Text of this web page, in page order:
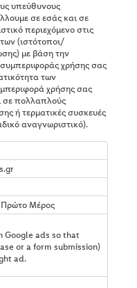
υπεύθυνους
σε εσάς και σε
περιεχόμενο στις
(ιστότοποι/
με βάση την
χρήσης σας
των
χρήσης σας
σε πολλαπλούς
ή τερματικές συσκευές
αναγνωριστικό).
Πρώτο Μέρος
Google ads so that
or a form submission)
ad.